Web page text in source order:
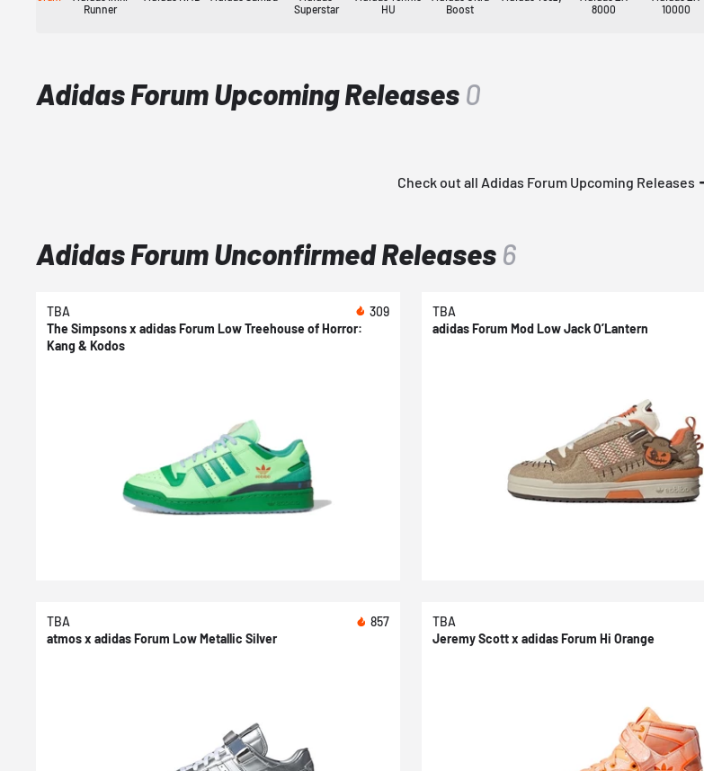
Runner
Superstar
HU
Boost
8000
10000
Adidas Forum Upcoming Releases 0
Check out all Adidas Forum Upcoming Releases
Adidas Forum Unconfirmed Releases 6
TBA
309
The Simpsons x adidas Forum Low Treehouse of Horror:
Kang & Kodos
TBA
adidas Forum Mod Low Jack O’Lantern
TBA
857
atmos x adidas Forum Low Metallic Silver
TBA
Jeremy Scott x adidas Forum Hi Orange